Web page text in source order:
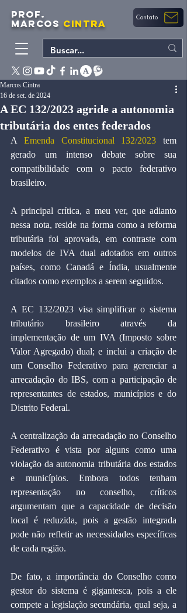
PROF.
MARCOS CINTRA Contato
A EC 132/2023 agride a autonomia
tributária dos entes federados
Marcos Cintra
16 de set. de 2024
A Emenda Constitucional 132/2023 tem
gerado um intenso debate sobre sua
compatibilidade com o pacto federativo
brasileiro.
A principal crítica, a meu ver, que adianto
nessa nota, reside na forma como a reforma
tributária foi aprovada, em contraste com
modelos de IVA dual adotados em outros
países, como Canadá e Índia, usualmente
citados como exemplos a serem seguidos.
A EC 132/2023 visa simplificar o sistema
tributário brasileiro através da
implementação de um IVA (Imposto sobre
Valor Agregado) dual; e inclui a criação de
um Conselho Federativo para gerenciar a
arrecadação do IBS, com a participação de
representantes de estados, municípios e do
Distrito Federal.
A centralização da arrecadação no Conselho
Federativo é vista por alguns como uma
violação da autonomia tributária dos estados
e municípios. Embora todos tenham
representação no conselho, críticos
argumentam que a capacidade de decisão
local é reduzida, pois a gestão integrada
pode não refletir as necessidades específicas
de cada região.
De fato, a importância do Conselho como
gestor do sistema é gigantesca, pois a ele
compete a legislação secundária, qual seja, a